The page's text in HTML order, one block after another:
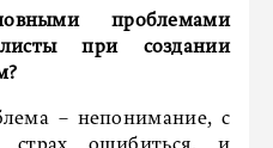
проблемами
при создании
– непонимание, с